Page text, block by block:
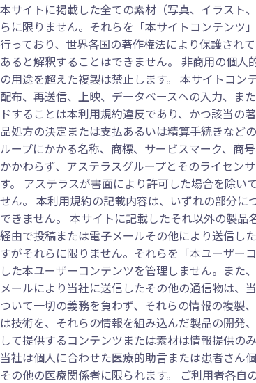
本サイトに掲載した全ての素材（写真、イラスト
らに限りません。それらを「本サイトコンテンツ
行っており、世界各国の著作権法により保護され
あると解釈することはできません。 非商用の個
の用途を超えた複製は禁止します。 本サイトコン
配布、再送信、上映、データベースへの入力、ま
ドすることは本利用規約違反であり、かつ該当
品処方の決定または支払あるいは精算手続きなど
ループにかかる名称、商標、サービスマーク、商
かかわらず、アステラスグループとそのライセン
す。 アステラスが書面により許可した場合を除
せん。 本利用規約の記載内容は、いずれの部分
できません。 本サイトに記載したそれ以外の製
経由で投稿または電子メールその他により送信し
すがそれらに限りません。それらを「本ユーザー
した本ユーザーコンテンツを管理しません。ま
メールにより当社に送信したその他の通信物は、
ついて一切の義務を負わず、それらの情報の複製
は技術を、それらの情報を組み込んだ製品の開発
して提供するコンテンツまたは素材は情報提供の
当社は個人に合わせた医療的助言または患者さん
その他の医療関係者に限られます。 ご利用者各